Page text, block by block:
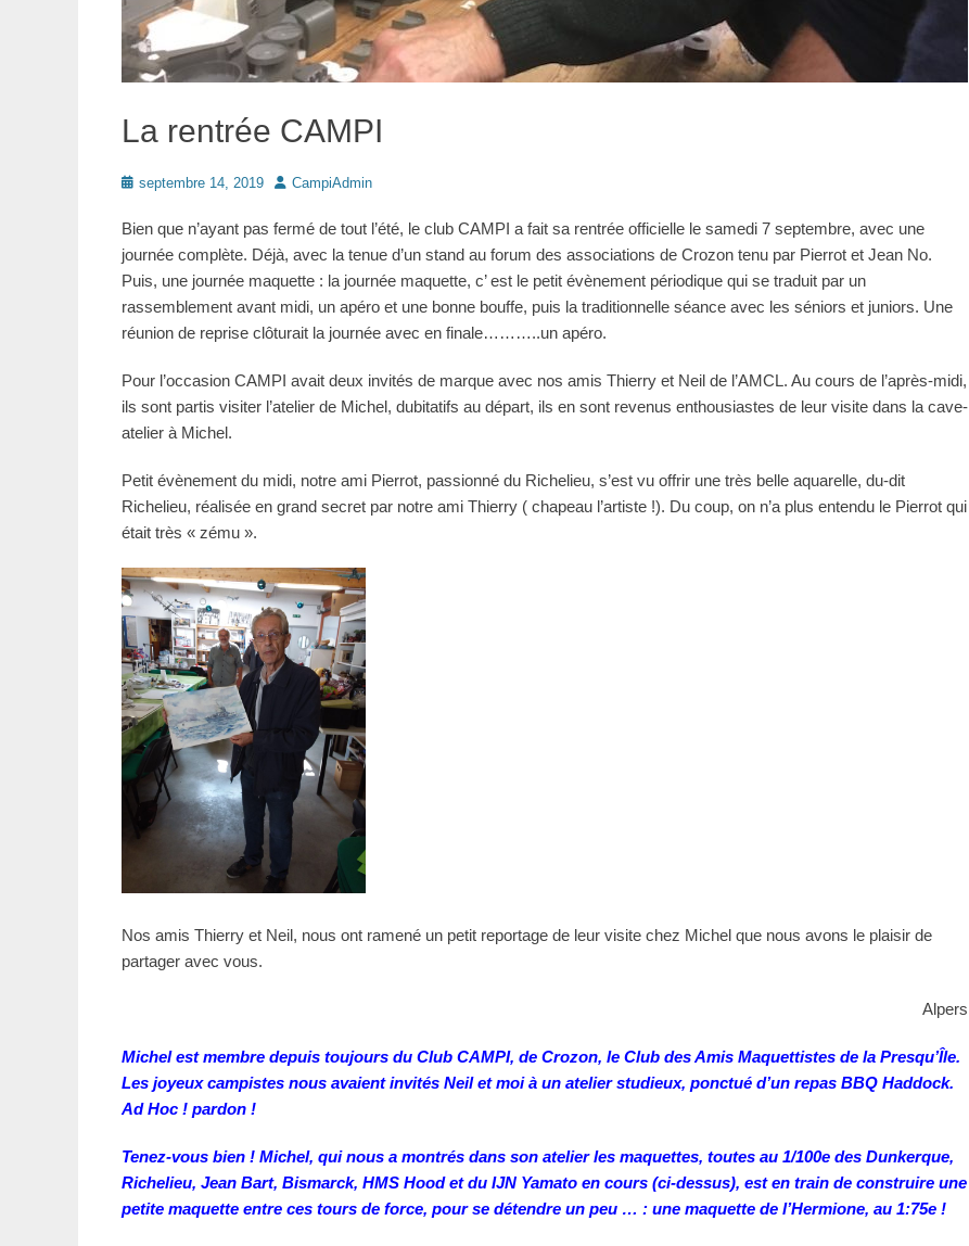
La rentrée CAMPI
Postéseptembre 14, 2019 Auteur
CampiAdmin
Bien que n’ayant pas fermé de tout l’été, le club CAMPI a fait sa rentrée officielle le samedi 7 septembre, avec une
journée complète. Déjà, avec la tenue d’un stand au forum des associations de Crozon tenu par Pierrot et Jean No.
Puis, une journée maquette : la journée maquette, c’ est le petit évènement périodique qui se traduit par un
rassemblement avant midi, un apéro et une bonne bouffe, puis la traditionnelle séance avec les séniors et juniors. Une
réunion de reprise clôturait la journée avec en finale………..un apéro.
Pour l’occasion CAMPI avait deux invités de marque avec nos amis Thierry et Neil de l’AMCL. Au cours de l’après-midi,
ils sont partis visiter l’atelier de Michel, dubitatifs au départ, ils en sont revenus enthousiastes de leur visite dans la cave-
atelier à Michel.
Petit évènement du midi, notre ami Pierrot, passionné du Richelieu, s’est vu offrir une très belle aquarelle, du-dit
Richelieu, réalisée en grand secret par notre ami Thierry ( chapeau l’artiste !). Du coup, on n’a plus entendu le Pierrot qui
était très « zému ».
Nos amis Thierry et Neil, nous ont ramené un petit reportage de leur visite chez Michel que nous avons le plaisir de
partager avec vous.
Alpers
Michel est membre depuis toujours du Club CAMPI, de Crozon, le Club des Amis Maquettistes de la Presqu’Île.
Les joyeux campistes nous avaient invités Neil et moi à un atelier studieux, ponctué d’un repas BBQ Haddock.
Ad Hoc ! pardon !
Tenez-vous bien ! Michel, qui nous a montrés dans son atelier les maquettes, toutes au 1/100e des Dunkerque,
Richelieu, Jean Bart, Bismarck, HMS Hood et du IJN Yamato en cours (ci-dessus), est en train de construire une
petite maquette entre ces tours de force, pour se détendre un peu … : une maquette de l’Hermione, au 1:75e !